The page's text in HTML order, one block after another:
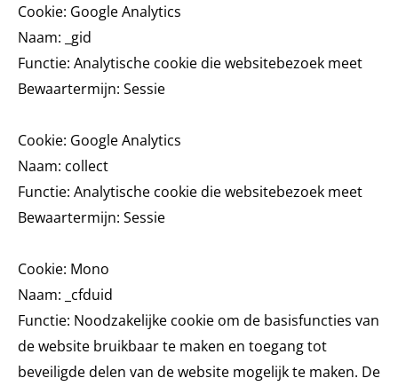
Cookie: Google Analytics
Naam: _gid
Functie: Analytische cookie die websitebezoek meet
Bewaartermijn: Sessie
Cookie: Google Analytics
Naam: collect
Functie: Analytische cookie die websitebezoek meet
Bewaartermijn: Sessie
Cookie: Mono
Naam: _cfduid
Functie: Noodzakelijke cookie om de basisfuncties van
de website bruikbaar te maken en toegang tot
beveiligde delen van de website mogelijk te maken. De